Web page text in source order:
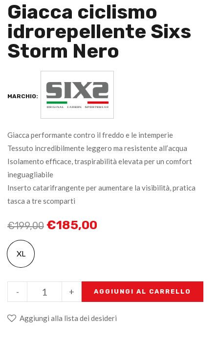
Giacca ciclismo
idrorepellente Sixs
Storm Nero
MARCHIO:
Giacca performante contro il freddo e le intemperie
Tessuto incredibilmente leggero ma resistente all’acqua
Isolamento efficace, traspirabilità elevata per un comfort
ineguagliabile
Inserto catarifrangente per aumentare la visibilità, pratica
tasca a tre scomparti
€199,00 €185,00
XL
+
- AGGIUNGI AL CARRELLO
Aggiungi alla lista dei desideri